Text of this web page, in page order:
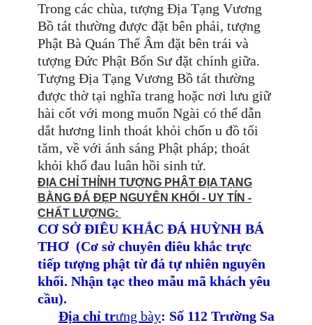
Trong các chùa, tượng Địa Tạng Vương
Bồ tát thường được đặt bên phải, tượng
Phật Bà Quán Thế Âm đặt bên trái và
tượng Đức Phật Bổn Sư đặt chính giữa.
Tượng Địa Tạng Vương Bồ tát thường
được thờ tại nghĩa trang hoặc nơi lưu giữ
hài cốt với mong muốn Ngài có thể dẫn
dắt hương linh thoát khỏi chốn u đồ tối
tăm, về với ánh sáng Phật pháp; thoát
khỏi khổ đau luân hồi sinh tử.
ĐỊA CHỈ THỈNH TƯỢNG PHẬT ĐỊA TẠNG
BẰNG ĐÁ ĐẸP NGUYÊN KHỐI - UY TÍN -
CHẤT LƯỢNG:
CƠ SỞ ĐIÊU KHẮC ĐÁ HUỲNH BÁ
THƠ (Cơ sở chuyên điêu khắc trực
tiếp tượng phật từ đá tự nhiên nguyên
khối. Nhận tạc theo mẫu mã khách yêu
cầu).
Địa chỉ trưng bày: Số 112 Trường Sa